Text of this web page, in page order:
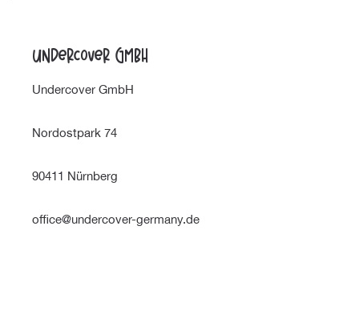
Undercover GmbH
Undercover GmbH
Nordostpark 74
90411 Nürnberg
office@undercover-germany.de